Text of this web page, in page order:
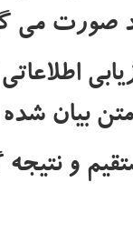
بیان شده
و